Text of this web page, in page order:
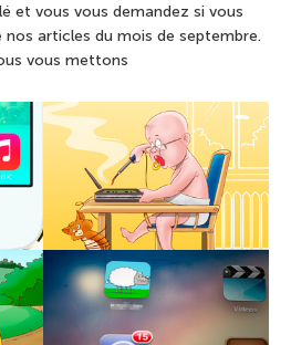
et vous vous demandez si vous
nos articles du mois de septembre.
vous mettons